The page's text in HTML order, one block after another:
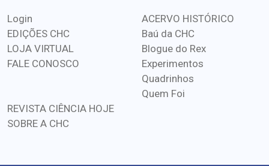
Login
EDIÇÕES CHC
LOJA VIRTUAL
FALE CONOSCO
ACERVO HISTÓRICO
Baú da CHC
Blogue do Rex
Experimentos
Quadrinhos
Quem Foi
REVISTA CIÊNCIA HOJE
SOBRE A CHC